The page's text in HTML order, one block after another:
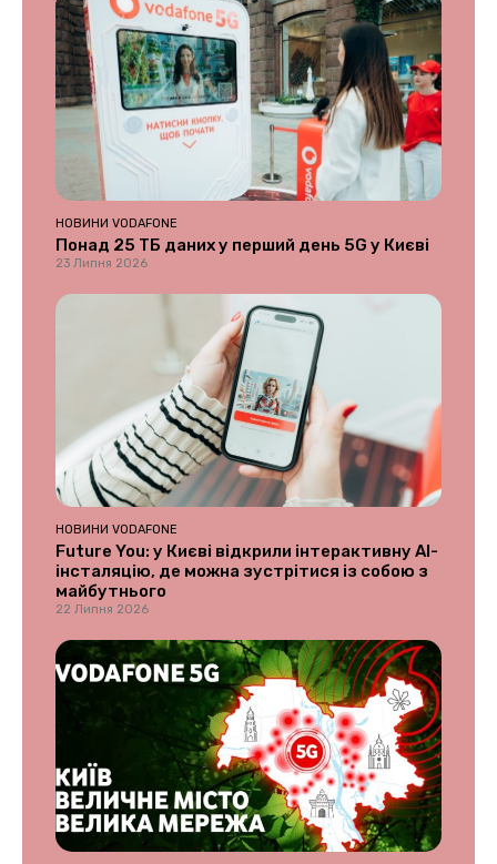
НОВИНИ VODAFONE
Понад 25 ТБ даних у перший день 5G у Києві
23 Липня 2026
НОВИНИ VODAFONE
Future You: у Києві відкрили інтерактивну AI-
інсталяцію, де можна зустрітися із собою з
майбутнього
22 Липня 2026